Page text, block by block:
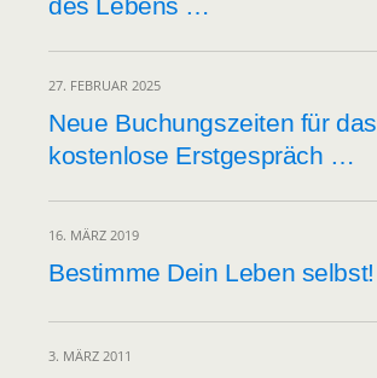
27. FEBRUAR 2025
Neue Buchungszeiten für das
kostenlose Erstgespräch …
16. MÄRZ 2019
Bestimme Dein Leben selbst!
3. MÄRZ 2011